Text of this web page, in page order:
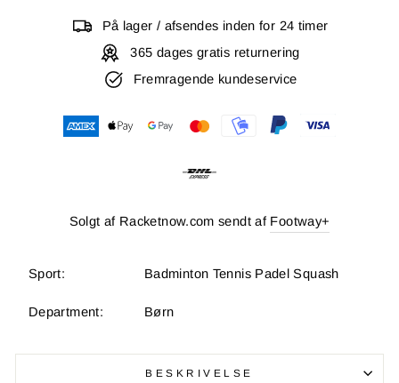
På lager / afsendes inden for 24 timer
365 dages gratis returnering
Fremragende kundeservice
Solgt af Racketnow.com sendt af Footway+
Sport: Badminton Tennis Padel Squash
Department: Børn
BESKRIVELSE